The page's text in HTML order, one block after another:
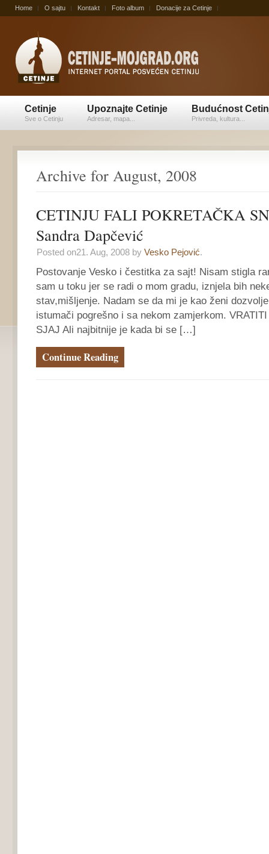
Home O sajtu Kontakt Foto album Donacije za Cetinje
Cetinje
Sve o Cetinju
Upoznajte Cetinje
Adresar, mapa...
Budućnost
Privreda, kultura...
Archive for August, 2008
CETINJU FALI POKRETAČKA
Sandra Dapčević
Posted on21. Aug, 2008 by Vesko Pejović.
Postovanje Vesko i čestitka za sajt! Nisam stigla
sam u toku jer se radi o mom gradu, iznjela bih
stav,mišljenje. Nadam se da mi je kao ženi
istumači pogrešno i sa nekom zamjerkom.
SJAJ Ali najbitnije je kada bi se […]
Continue Reading